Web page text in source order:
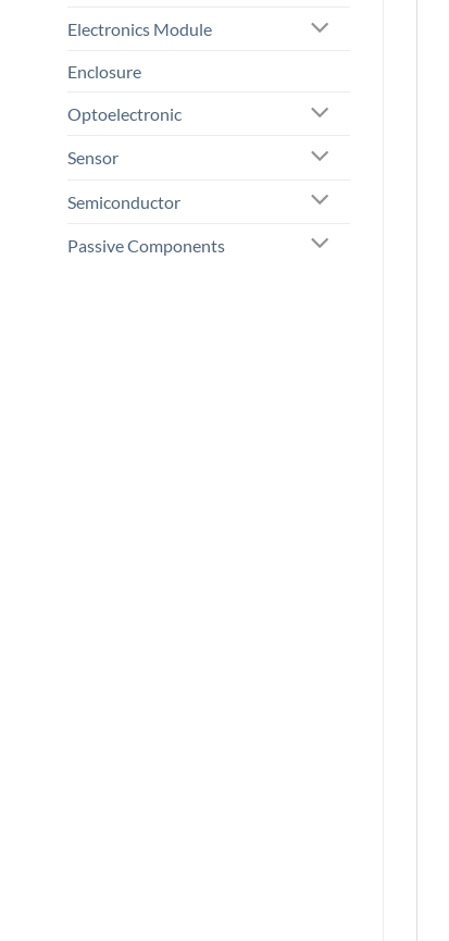
Electronics Module
Enclosure
Optoelectronic
Sensor
Semiconductor
Passive Components